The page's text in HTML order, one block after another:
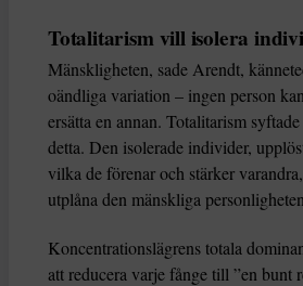
Totalitarism vill isolera
Mänskligheten, sade Arendt,
oändliga variation – ingen person
ersätta en annan. Totalitarism
detta. Den isolerade individer,
vilka de förenar och stärker
utplåna den mänskliga
Koncentrationslägrens totala
att reducera varje fånge till ”en bunt